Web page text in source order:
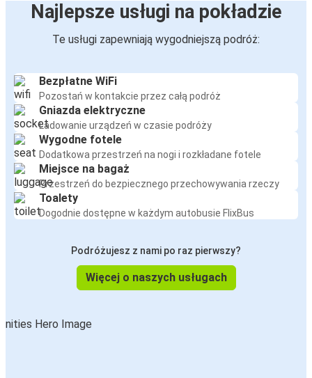
Najlepsze usługi na pokładzie
Te usługi zapewniają wygodniejszą podróż:
Bezpłatne WiFi
Pozostań w kontakcie przez całą podróż
Gniazda elektryczne
Ładowanie urządzeń w czasie podróży
Wygodne fotele
Dodatkowa przestrzeń na nogi i rozkładane fotele
Miejsce na bagaż
Przestrzeń do bezpiecznego przechowywania rzeczy
Toalety
Dogodnie dostępne w każdym autobusie FlixBus
Podróżujesz z nami po raz pierwszy?
Więcej o naszych usługach